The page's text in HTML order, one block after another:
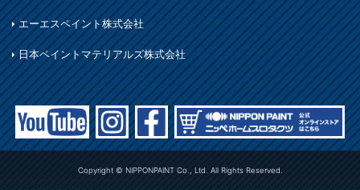
エーエスペイント株式会社
日本ペイントマテリアルズ株式会社
Copyright © NIPPONPAINT Co., Ltd. All Rights Reserved.